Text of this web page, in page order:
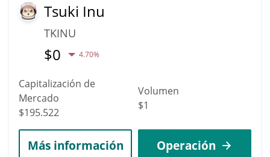
Tsuki Inu
TKINU
$0 4.70%
Capitalización de
Mercado
$195.522
Volumen
$1
Más información Operación